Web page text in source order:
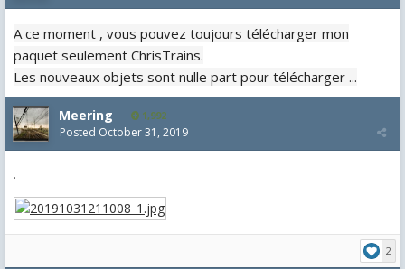
A ce moment , vous pouvez toujours télécharger mon
paquet seulement ChrisTrains.
Les nouveaux objets sont nulle part pour télécharger ...
Meering 1,992
Posted October 31, 2019
.
2